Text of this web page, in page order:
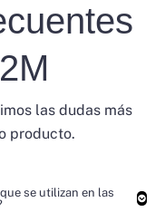
las dudas más
producto.
se utilizan en las